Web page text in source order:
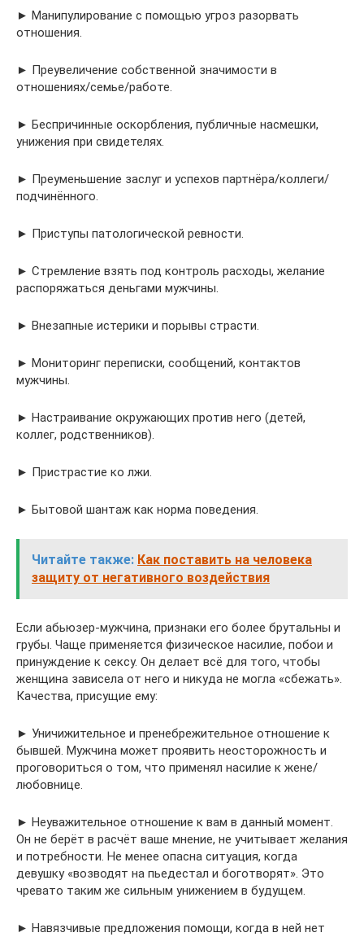
► Манипулирование с помощью угроз разорвать
отношения.
► Преувеличение собственной значимости в
отношениях/семье/работе.
► Беспричинные оскорбления, публичные насмешки,
унижения при свидетелях.
► Преуменьшение заслуг и успехов партнёра/коллеги/
подчинённого.
► Приступы патологической ревности.
► Стремление взять под контроль расходы, желание
распоряжаться деньгами мужчины.
► Внезапные истерики и порывы страсти.
► Мониторинг переписки, сообщений, контактов
мужчины.
► Настраивание окружающих против него (детей,
коллег, родственников).
► Пристрастие ко лжи.
► Бытовой шантаж как норма поведения.
Читайте также: Как поставить на человека
защиту от негативного воздействия
Если абьюзер-мужчина, признаки его более брутальны и
грубы. Чаще применяется физическое насилие, побои и
принуждение к сексу. Он делает всё для того, чтобы
женщина зависела от него и никуда не могла «сбежать».
Качества, присущие ему:
► Уничижительное и пренебрежительное отношение к
бывшей. Мужчина может проявить неосторожность и
проговориться о том, что применял насилие к жене/
любовнице.
► Неуважительное отношение к вам в данный момент.
Он не берёт в расчёт ваше мнение, не учитывает желания
и потребности. Не менее опасна ситуация, когда
девушку «возводят на пьедестал и боготворят». Это
чревато таким же сильным унижением в будущем.
► Навязчивые предложения помощи, когда в ней нет